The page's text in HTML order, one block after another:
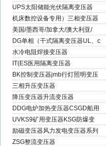
UPS太阳储能光伏隔离变压器
机床数控设备专用）三相变压器
美国/墨西哥/加拿大/澳大利亚/
DG单相（干式隔离变压器UL、c
水冷电阻焊接变压器
IT(ES医用隔离变压器
BK控制变压器jmb行灯照明变压
三相升压变压器
降压变压器升流变压器
DDG电炉加热变压器CSGD船用
UVKS9矿用变压器KSG防爆变
励磁变压器风力发电变压器系列
ZSG整流变压器